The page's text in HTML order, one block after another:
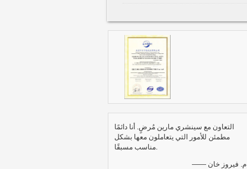
التعاون مع سينشري مارين مُرضٍ. أنا دائمًا
مطمئن للأمور التي يتعاملون معها بشكل
مناسب مسبقًا.
—— م. فيروز خان